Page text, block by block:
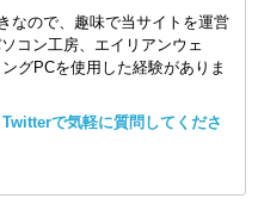
なので、趣味で当サイトを運営
コン工房、エイリアンウェ
グPCを使用した経験がありま
で気軽に質問してくださ